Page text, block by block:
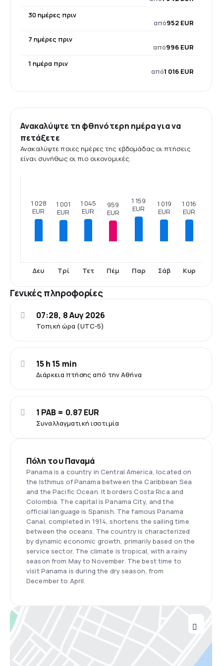
30 ημέρες πριν
από952 EUR
7 ημέρες πριν
από996 EUR
1 ημέρα πριν
από1 016 EUR
Ανακαλύψτε τη φθηνότερη ημέρα για να
πετάξετε
Ανακαλύψτε ποιες ημέρες της εβδομάδας οι πτήσεις
είναι συνήθως οι πιο οικονομικές.
1 028
EUR
Δευ
1 001
EUR
Τρί
1 045
EUR
Τετ
959
EUR
Πέμ
1 159
EUR
Παρ
1 019
EUR
Σάβ
1 016
EUR
Κυρ
Γενικές πληροφορίες
Τοπική ώρα (UTC-5)
07:28, 8 Αυγ 2026
Διάρκεια πτήσης από την Αθήνα
15 h 15 min
Συναλλαγματική ισοτιμία
1 PAB = 0.87 EUR
Πόλη του Παναμά
Panama is a country in Central America, located on
the Isthmus of Panama between the Caribbean Sea
and the Pacific Ocean. It borders Costa Rica and
Colombia. The capital is Panama City, and the
official language is Spanish. The famous Panama
Canal, completed in 1914, shortens the sailing time
between the oceans. The country is characterized
by dynamic economic growth, primarily based on the
service sector. The climate is tropical, with a rainy
season from May to November. The best time to
visit Panama is during the dry season, from
December to April.